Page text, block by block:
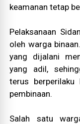
keamanan tetap
Pelaksanaan
oleh warga
yang dijalani
yang adil,
terus
pembinaan.
Salah satu